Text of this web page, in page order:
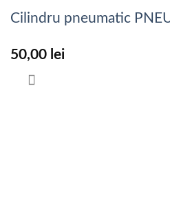
Cilindru pneumatic
50,00 lei